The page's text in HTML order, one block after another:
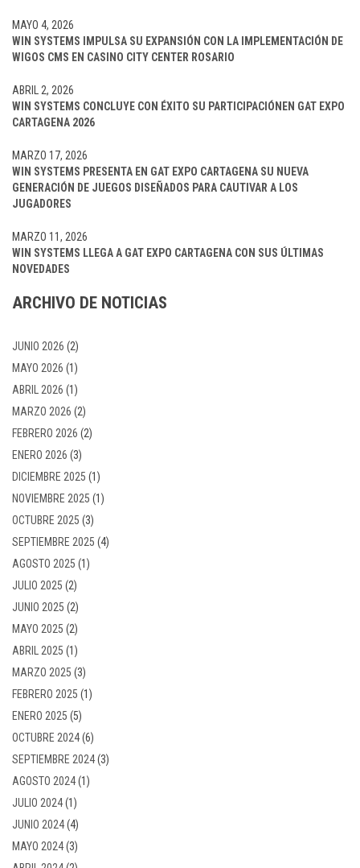
WIN SYSTEMS IMPULSA SU EXPANSIÓN CON LA IMPLEMENTACIÓN DE
WIGOS CMS EN CASINO CITY CENTER ROSARIO
MAYO 4, 2026
WIN SYSTEMS CONCLUYE CON ÉXITO SU PARTICIPACIÓNEN GAT EXPO
CARTAGENA 2026
ABRIL 2, 2026
WIN SYSTEMS PRESENTA EN GAT EXPO CARTAGENA SU NUEVA
GENERACIÓN DE JUEGOS DISEÑADOS PARA CAUTIVAR A LOS
JUGADORES
MARZO 17, 2026
WIN SYSTEMS LLEGA A GAT EXPO CARTAGENA CON SUS ÚLTIMAS
NOVEDADES
MARZO 11, 2026
ARCHIVO DE NOTICIAS
JUNIO 2026 (2)
MAYO 2026 (1)
ABRIL 2026 (1)
MARZO 2026 (2)
FEBRERO 2026 (2)
ENERO 2026 (3)
DICIEMBRE 2025 (1)
NOVIEMBRE 2025 (1)
OCTUBRE 2025 (3)
SEPTIEMBRE 2025 (4)
AGOSTO 2025 (1)
JULIO 2025 (2)
JUNIO 2025 (2)
MAYO 2025 (2)
ABRIL 2025 (1)
MARZO 2025 (3)
FEBRERO 2025 (1)
ENERO 2025 (5)
OCTUBRE 2024(6)
SEPTIEMBRE 2024(3)
AGOSTO 2024(1)
JULIO 2024(1)
JUNIO 2024(4)
MAYO 2024(3)